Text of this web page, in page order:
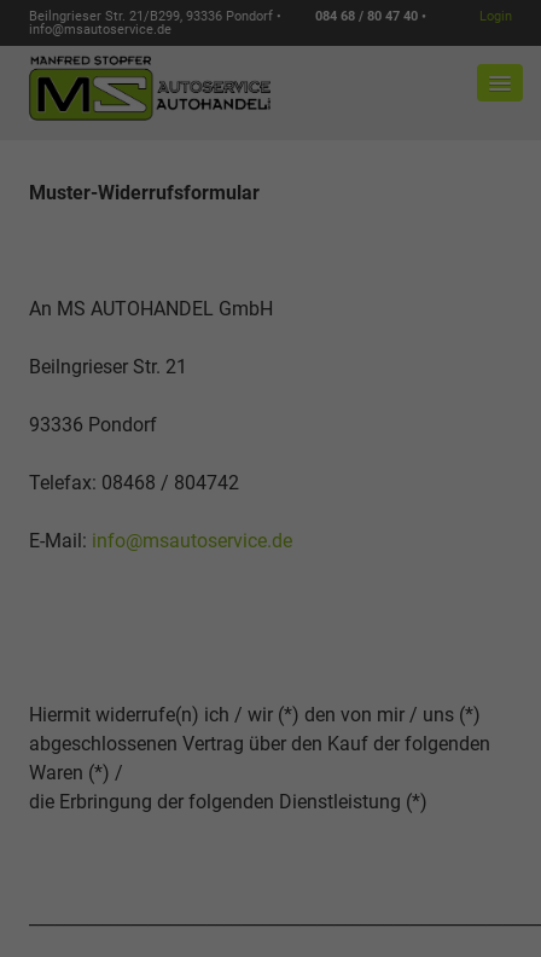
Beilngrieser Str. 21/B299, 93336 Pondorf •
084 68 / 80 47 40 •
info@msautoservice.de
Login
Muster-Widerrufsformular
An MS AUTOHANDEL GmbH
Beilngrieser Str. 21
93336 Pondorf
Telefax: 08468 / 804742
E-Mail: info@msautoservice.de
Hiermit widerrufe(n) ich / wir (*) den von mir / uns (*)
abgeschlossenen Vertrag über den Kauf der folgenden
Waren (*) /
die Erbringung der folgenden Dienstleistung (*)